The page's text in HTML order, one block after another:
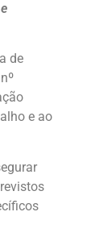
de
e ao